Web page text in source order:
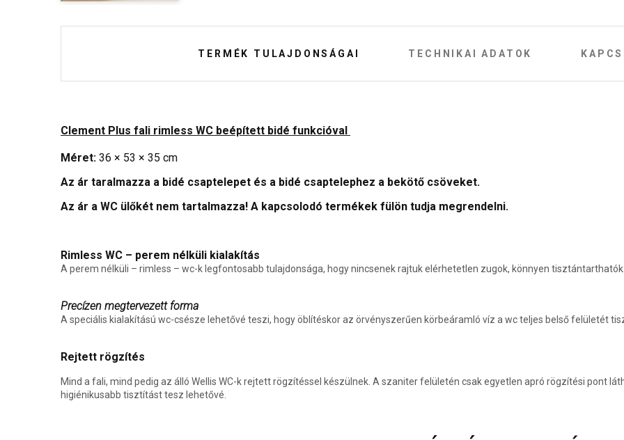
TERMÉK TULAJDONSÁGAI TECHNIKAI ADATOK
Clement Plus fali rimless WC beépített bidé funkcióval
Méret: 36 × 53 × 35 cm
Az ár taralmazza a bidé csaptelepet és a bidé csaptelephez a bekötő csöveket.
Az ár a WC ülőkét nem tartalmazza! A kapcsolodó termékek fülön tudja megrendelni.
Rimless WC – perem nélküli kialakítás
A perem nélküli – rimless – wc-k legfontosabb tulajdonsága, hogy nincsenek rajtuk elérhetetlen zugok, könnyen tisztántarthatók.
Precízen megtervezett forma
A speciális kialakítású wc-csésze lehetővé teszi, hogy öblítéskor az örvényszerűen körbeáramló víz a wc teljes belső felületét
Rejtett rögzítés
Mind a fali, mind pedig az álló Wellis WC-k rejtett rögzítéssel készülnek. A szaniter felületén csak egyetlen apró rögzítési pont
higiénikusabb tisztítást tesz lehetővé.